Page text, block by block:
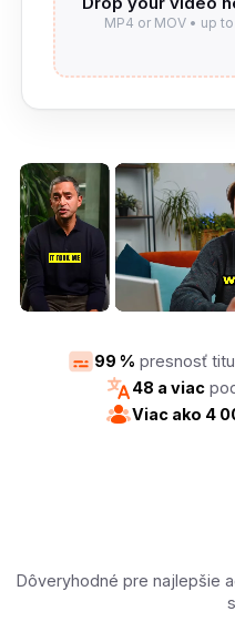
99 % presnosť
48 a viac
Viac ako 4
Dôveryhodné pre najlepšie